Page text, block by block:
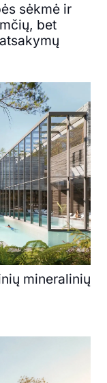
sėkmė ir
bet
mineralinių